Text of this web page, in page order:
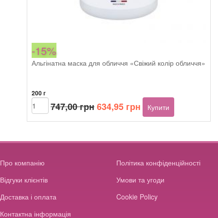
-15%
Альгінатна маска для обличчя «Свіжий колір обличчя»
200 г
747,00грнОригінальна
ціна:
634,95 грнПоточна
ціна:
Beautyhall
ALGO
peel
mask
Complexion
Купити
Про компанію
Відгуки клієнтів
Доставка і оплата
Контактна інформація
Політика конфіденційності
Умови та угоди
Cookie Policy